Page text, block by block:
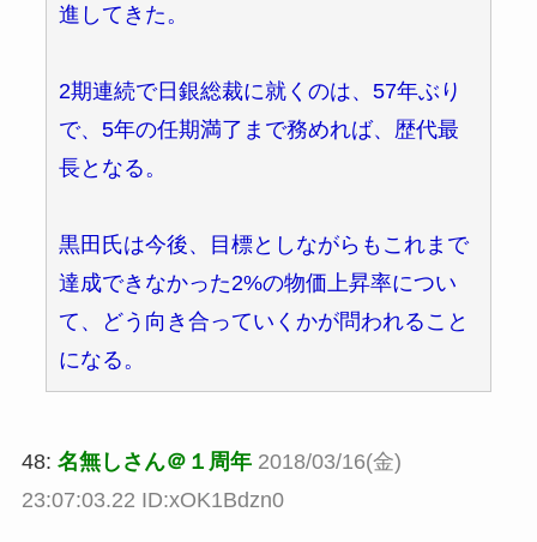
進してきた。
2期連続で日銀総裁に就くのは、57年ぶり
で、5年の任期満了まで務めれば、歴代最
長となる。
黒田氏は今後、目標としながらもこれまで
達成できなかった2%の物価上昇率につい
て、どう向き合っていくかが問われること
になる。
48: 名無しさん＠１周年 2018/03/16(金)
23:07:03.22 ID:xOK1Bdzn0